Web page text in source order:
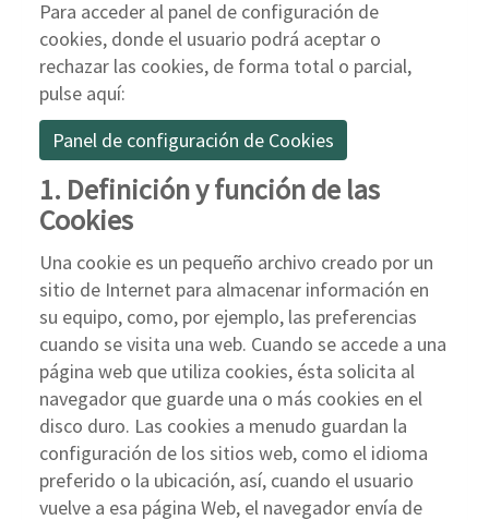
Para acceder al panel de configuración de
cookies, donde el usuario podrá aceptar o
rechazar las cookies, de forma total o parcial,
pulse aquí:
Panel de configuración de Cookies
1. Definición y función de las
Cookies
Una cookie es un pequeño archivo creado por un
sitio de Internet para almacenar información en
su equipo, como, por ejemplo, las preferencias
cuando se visita una web. Cuando se accede a una
página web que utiliza cookies, ésta solicita al
navegador que guarde una o más cookies en el
disco duro. Las cookies a menudo guardan la
configuración de los sitios web, como el idioma
preferido o la ubicación, así, cuando el usuario
vuelve a esa página Web, el navegador envía de